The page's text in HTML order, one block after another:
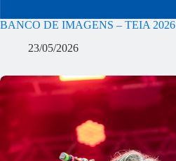
BANCO DE IMAGENS – TEIA 2026
23/05/2026